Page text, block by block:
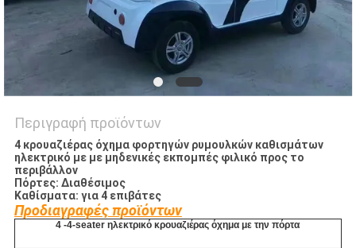
Περιγραφή προϊόντων
4 κρουαζιέρας όχημα φορτηγών ρυμουλκών καθισμάτων
ηλεκτρικό με με μηδενικές εκπομπές φιλικό προς το
περιβάλλον
Πόρτες: Διαθέσιμος
Καθίσματα: για 4 επιβάτες
Προδιαγραφές προϊόντων
4 -4-seater ηλεκτρικό κρουαζιέρας όχημα με την πόρτα